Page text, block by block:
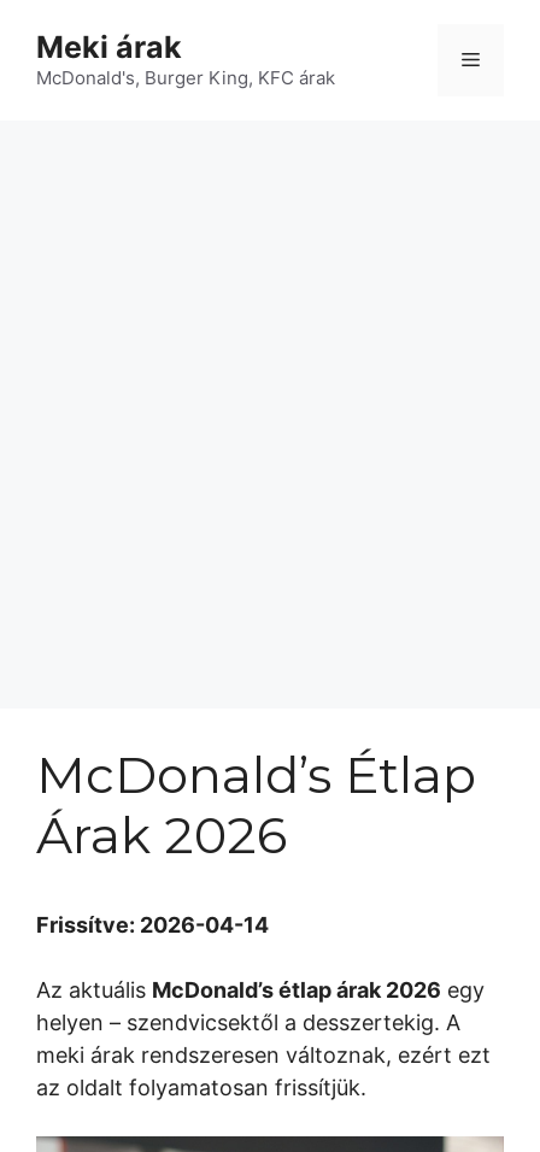
tartalomba
Meki árak
McDonald's, Burger King, KFC árak
Menü
McDonald’s Étlap
Árak 2026
Frissítve: 2026-04-14
Az aktuális McDonald’s étlap árak 2026 egy
helyen – szendvicsektől a desszertekig. A
meki árak rendszeresen változnak, ezért ezt
az oldalt folyamatosan frissítjük.